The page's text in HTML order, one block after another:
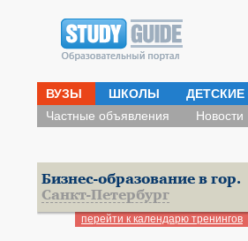
ВУЗЫ ШКОЛЫ
Частные объявления Новости
Бизнес-образование в гор.
Санкт-Петербург
перейти к календарю тренингов